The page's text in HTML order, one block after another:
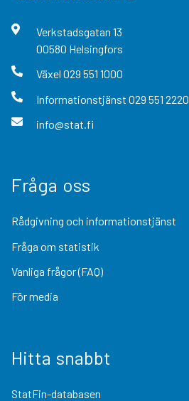
Verkstadsgatan 13
00580 Helsingfors
Växel 029 551 1000
Informationstjänst 029 551 2220
info@stat.fi
Fråga oss
Rådgivning och informationstjänst
Fråga om statistik
Vanliga frågor (FAQ)
För media
Hitta snabbt
StatFin-databasen